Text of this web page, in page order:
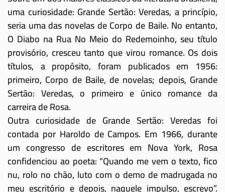
uma curiosidade: Grande Sertão: Veredas, a princípio,
seria uma das novelas de Corpo de Baile. No entanto,
O Diabo na Rua No Meio do Redemoinho, seu título
provisório, cresceu tanto que virou romance. Os dois
títulos, a propósito, foram publicados em 1956:
primeiro, Corpo de Baile, de novelas; depois, Grande
Sertão: Veredas, o primeiro e único romance da
carreira de Rosa.
Outra curiosidade de Grande Sertão: Veredas foi
contada por Haroldo de Campos. Em 1966, durante
um congresso de escritores em Nova York, Rosa
confidenciou ao poeta: “Quando me vem o texto, fico
nu, rolo no chão, luto com o demo de madrugada no
meu escritório e depois, naquele impulso, escrevo”.